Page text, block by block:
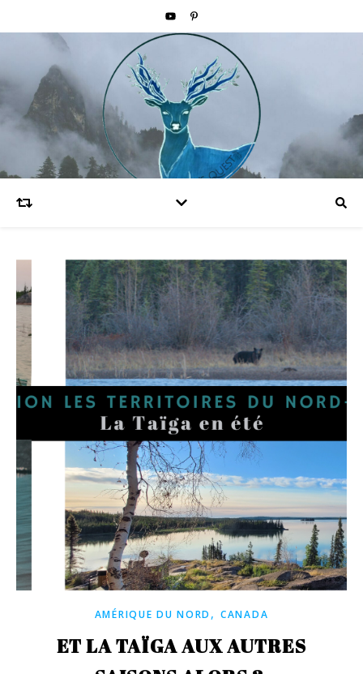
AMÉRIQUE DU NORD , CANADA
ET LA TAÏGA AUX AUTRES